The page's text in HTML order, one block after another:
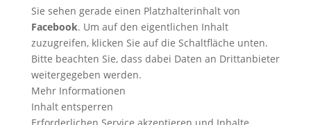
Sie sehen gerade einen Platzhalterinhalt von
Facebook. Um auf den eigentlichen Inhalt
zuzugreifen, klicken Sie auf die Schaltfläche unten.
Bitte beachten Sie, dass dabei Daten an Drittanbieter
weitergegeben werden.
Mehr Informationen
Inhalt entsperren